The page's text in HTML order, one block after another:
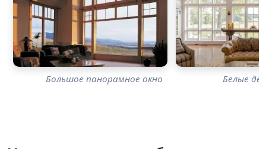
Большое панорамное окно Белые